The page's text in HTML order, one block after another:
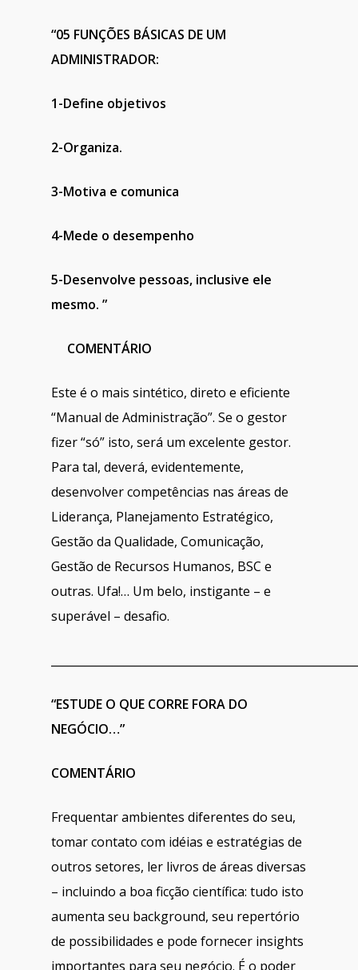
“05 FUNÇÕES BÁSICAS DE UM
ADMINISTRADOR:
1-Define objetivos
2-Organiza.
3-Motiva e comunica
4-Mede o desempenho
5-Desenvolve pessoas, inclusive ele
mesmo. ”
COMENTÁRIO
Este é o mais sintético, direto e eficiente
“Manual de Administração”. Se o gestor
fizer “só” isto, será um excelente gestor.
Para tal, deverá, evidentemente,
desenvolver competências nas áreas de
Liderança, Planejamento Estratégico,
Gestão da Qualidade, Comunicação,
Gestão de Recursos Humanos, BSC e
outras. Ufa!… Um belo, instigante – e
superável – desafio.
“ESTUDE O QUE CORRE FORA DO
NEGÓCIO…”
COMENTÁRIO
Frequentar ambientes diferentes do seu,
tomar contato com idéias e estratégias de
outros setores, ler livros de áreas diversas
– incluindo a boa ficção científica: tudo isto
aumenta seu background, seu repertório
de possibilidades e pode fornecer insights
importantes para seu negócio. É o poder